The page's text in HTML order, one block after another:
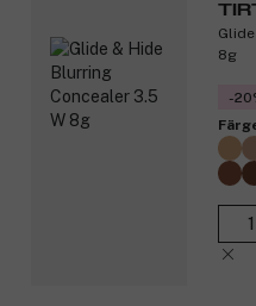
Precisa resultat: Unik
applicering.
Produktnummer:
8g
-